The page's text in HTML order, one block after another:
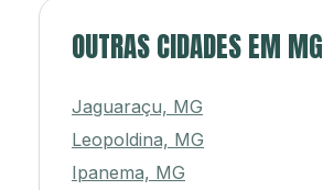
OUTRAS CIDADES EM MG
Jaguaraçu, MG
Leopoldina, MG
Ipanema, MG